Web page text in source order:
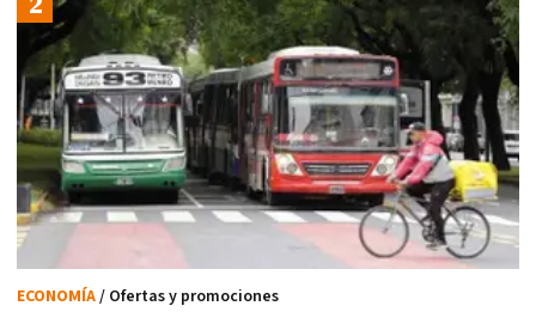
ECONOMÍA/ Ofertas y promociones